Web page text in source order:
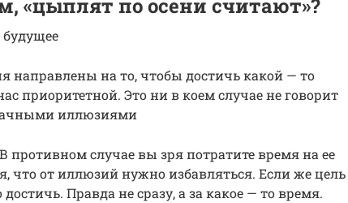
«цыплят по осени считают»?
направлены на то, чтобы достичь какой — то
приоритетной. Это ни в коем случае не говорит
иллюзиями
противном случае вы зря потратите время на ее
что от иллюзий нужно избавляться. Если же цель
Правда не сразу, а за какое — то время.